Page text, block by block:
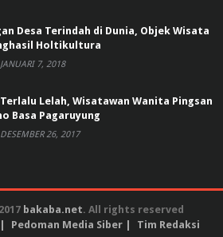
Desa Terindah di Dunia, Objek Wisata
Holtikultura
JANUARI 7, 2018
Lelah, Wisatawan Wanita Pingsan
Basa Pagaruyung
DESEMBER 26, 2017
bakaba.net. All rights reserved
Pedoman Media Siber Tim Redaksi